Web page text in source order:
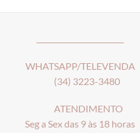
WHATSAPP/TELEVENDA
(34) 3223-3480
ATENDIMENTO
Seg a Sex das 9 às 18 horas